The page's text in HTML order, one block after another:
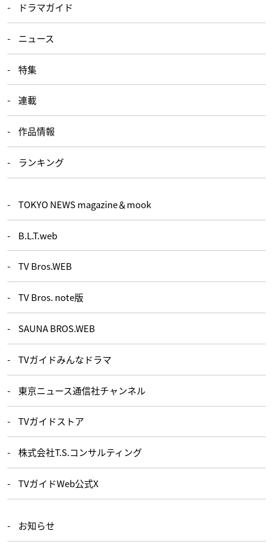
ドラマガイド
ニュース
特集
連載
作品情報
ランキング
TOKYO NEWS magazine＆mook
B.L.T.web
TV Bros.WEB
TV Bros. note版
SAUNA BROS.WEB
TVガイドみんなドラマ
東京ニュース通信社チャンネル
TVガイドストア
株式会社T.S.コンサルティング
TVガイドWeb公式X
お知らせ